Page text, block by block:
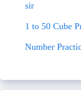
sir
1 to 50 Cube
Number